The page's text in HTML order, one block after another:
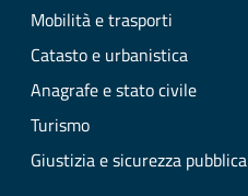
Mobilità e trasporti
Catasto e urbanistica
Anagrafe e stato civile
Turismo
Giustizia e sicurezza pubblica